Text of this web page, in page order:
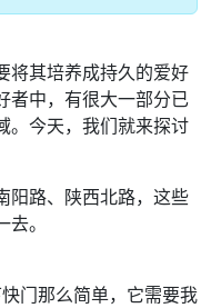
将其培养成持久的爱好
者中，有很大一部分已
。今天，我们就来探讨
阳路、陕西北路，这些
。
门那么简单，它需要我